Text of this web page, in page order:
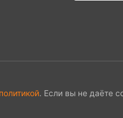
. Если вы не даёте